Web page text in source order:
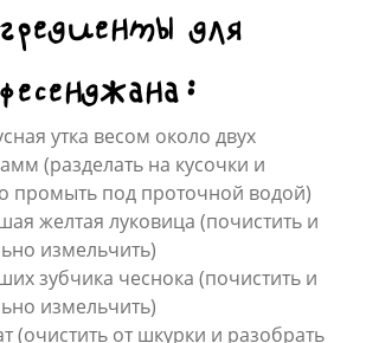
для
фесенджана:
утка весом около двух
(разделать на кусочки и
промыть под проточной водой)
желтая луковица (почистить и
измельчить)
зубчика чеснока (почистить и
измельчить)
(очистить от шкурки и разобрать